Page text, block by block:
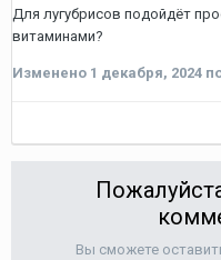
Для лугубрисов подойдёт
витаминами?
Изменено 1 декабря, 2024
Вы сможете